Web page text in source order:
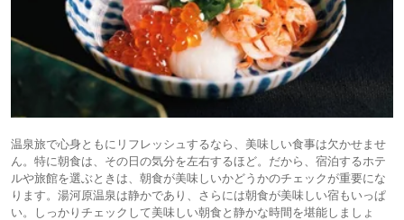
温泉旅で心身ともにリフレッシュするなら、美味しい食事は欠かせませ
ん。特に朝食は、その日の気分を左右するほど。だから、宿泊するホテ
ルや旅館を選ぶときは、朝食が美味しいかどうかのチェックが重要にな
ります。湯河原温泉は静かであり、さらには朝食が美味しい宿もいっぱ
い。しっかりチェックして美味しい朝食と静かな時間を堪能しましょ